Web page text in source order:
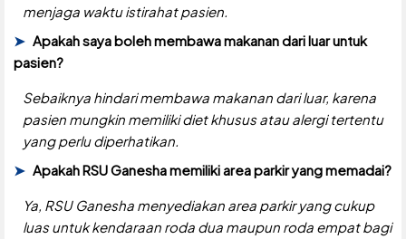
menjaga waktu istirahat pasien.
Apakah saya boleh membawa makanan dari luar untuk
pasien?
Sebaiknya hindari membawa makanan dari luar, karena
pasien mungkin memiliki diet khusus atau alergi tertentu
yang perlu diperhatikan.
Apakah RSU Ganesha memiliki area parkir yang memadai?
Ya, RSU Ganesha menyediakan area parkir yang cukup
luas untuk kendaraan roda dua maupun roda empat bagi